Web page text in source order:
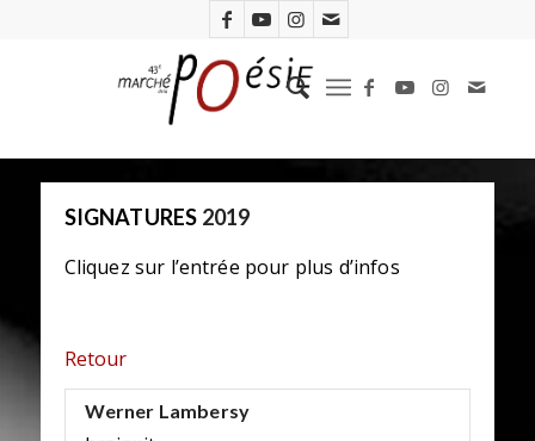
SIGNATURES 2019
Cliquez sur l’entrée pour plus d’infos
Retour
Werner Lambersy